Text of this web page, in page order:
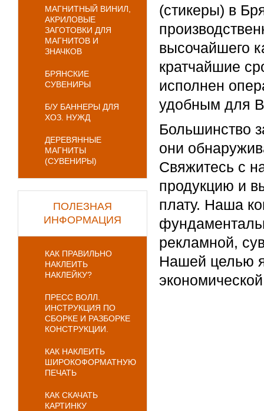
МАГНИТНЫЙ ВИНИЛ,
АКРИЛОВЫЕ
ЗАГОТОВКИ ДЛЯ
МАГНИТОВ И
ЗНАЧКОВ
БРЯНСКИЕ
СУВЕНИРЫ
Б/У БАННЕРЫ ДЛЯ
ХОЗ. НУЖД
ДЕРЕВЯННЫЕ
МАГНИТЫ
(СУВЕНИРЫ)
ПОЛЕЗНАЯ
ИНФОРМАЦИЯ
КАК ПРАВИЛЬНО
НАКЛЕИТЬ
НАКЛЕЙКУ?
ПРЕСС ВОЛЛ.
ИНСТРУКЦИЯ ПО
СБОРКЕ И РАЗБОРКЕ
КОНСТРУКЦИИ.
КАК НАКЛЕИТЬ
ШИРОКОФОРМАТНУЮ
ПЕЧАТЬ
КАК СКАЧАТЬ
КАРТИНКУ
(стикеры) в
высочайшего
кратчайшие
исполнен
удобным для
Большинство
они
Свяжитесь с
продукцию и
плату. Наша
рекламной,
Нашей целью